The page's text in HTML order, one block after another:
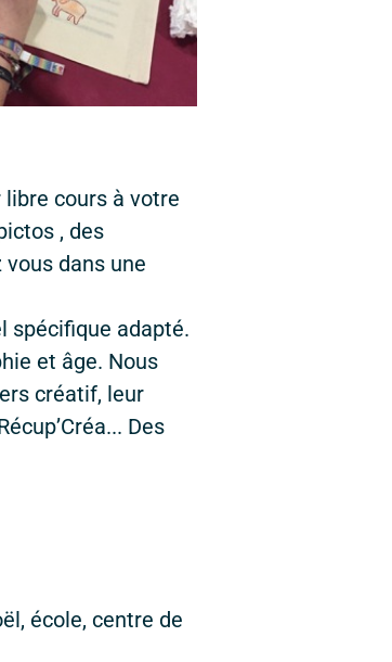
cours à votre
, des
dans une
spécifique adapté.
et âge. Nous
créatif, leur
Des
école, centre de